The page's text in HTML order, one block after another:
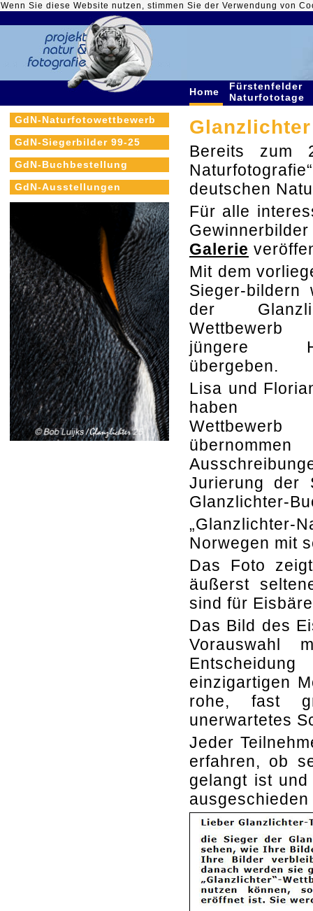
Wenn Sie diese Website nutzen, stimmen Sie der Verwendung von
Home
Fürstenfelder
Naturfototage
GdN-Naturfotowettbewerb
GdN-Siegerbilder 99-25
GdN-Buchbestellung
GdN-Ausstellungen
Bereits zum
deutschen
Für alle
Galerie
Mit dem
Sieger-bildern
der
jüngere
übergeben.
Lisa und
haben
Wettbewerb
Jurierung der
Glanzlichter-
Norwegen mit
Das Foto
äußerst
sind für
Das Bild des
einzigartigen
rohe, fast
unerwartetes
Jeder
erfahren, ob
gelangt ist
ausgeschieden